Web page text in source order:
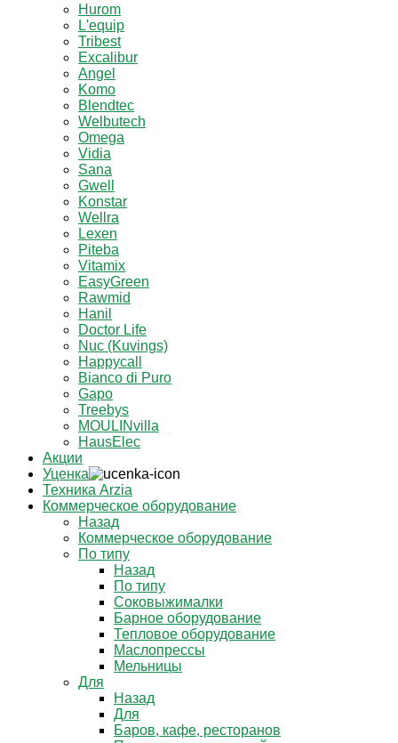
Hurom
L'equip
Tribest
Excalibur
Angel
Komo
Blendtec
Welbutech
Omega
Vidia
Sana
Gwell
Konstar
Wellra
Lexen
Piteba
Vitamix
EasyGreen
Rawmid
Hanil
Doctor Life
Nuc (Kuvings)
Happycall
Bianco di Puro
Gapo
Treebys
MOULINvilla
HausElec
Акции
Уценка
Техника Arzia
Коммерческое оборудование
Назад
Коммерческое оборудование
По типу
Назад
По типу
Соковыжималки
Барное оборудование
Тепловое оборудование
Маслопрессы
Мельницы
Для
Назад
Для
Баров, кафе, ресторанов